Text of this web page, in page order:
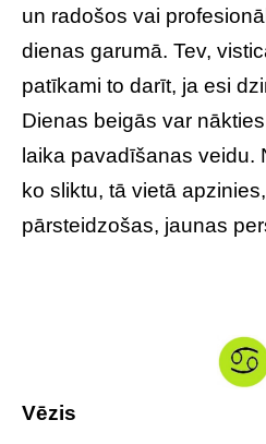
un radošos vai
dienas garumā. Tev,
patīkami to darīt, ja esi
Dienas beigās var
laika pavadīšanas veidu.
ko sliktu, tā vietā
pārsteidzošas, jaunas
Vēzis